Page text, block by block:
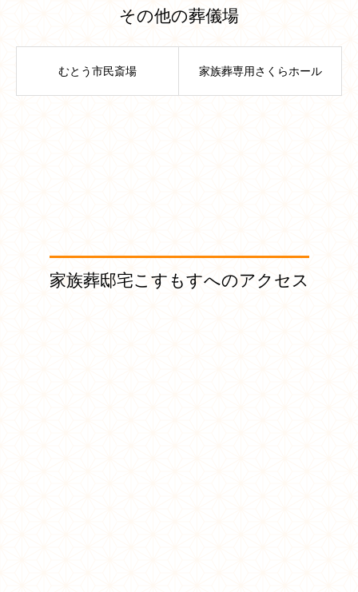
その他の葬儀場
むとう市民斎場 家族葬専用さくらホール
家族葬邸宅こすもすへのアクセス